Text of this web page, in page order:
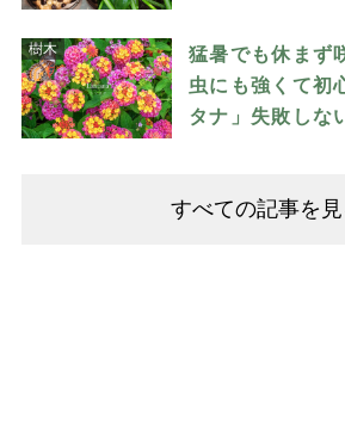
樹木
猛暑でも休まず
虫にも強くて初
タナ」失敗しな
すべての記事を見